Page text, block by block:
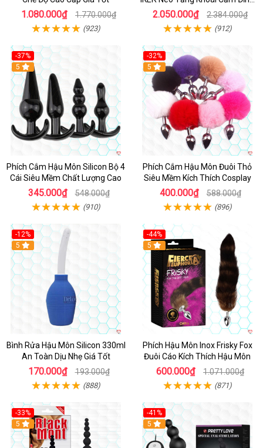
1.080.000₫ 1.770.000₫
(923)
Cao
2.050.000₫ 2.384.000₫
(912)
-37%
Hot
5
Phích Cắm Hậu Môn Silicon Bộ 4
Cái Siêu Mềm Chất Lượng Cao
345.000₫ 548.000₫
(910)
-32%
Hot
5
Phích Cắm Hậu Môn Đuôi Thỏ
Siêu Mềm Kích Thích Cosplay
400.000₫ 588.000₫
(896)
-12%
5
Bình Rửa Hậu Môn Silicon 330ml
An Toàn Dịu Nhẹ Giá Tốt
170.000₫ 193.000₫
(888)
-44%
Hot
5
Phích Hậu Môn Inox Frisky Fox
Đuôi Cáo Kích Thích Hậu Môn
600.000₫ 1.071.000₫
(871)
-33%
Hot
5
-41%
Hot
5